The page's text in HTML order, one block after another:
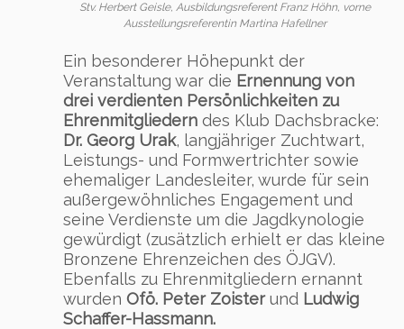
Stv. Herbert Geisle, Ausbildungsreferent Franz Höhn, vorne
Ausstellungsreferentin Martina Hafellner
Ein besonderer Höhepunkt der
Veranstaltung war die Ernennung von
drei verdienten Persönlichkeiten zu
Ehrenmitgliedern des Klub Dachsbracke:
Dr. Georg Urak, langjähriger Zuchtwart,
Leistungs- und Formwertrichter sowie
ehemaliger Landesleiter, wurde für sein
außergewöhnliches Engagement und
seine Verdienste um die Jagdkynologie
gewürdigt (zusätzlich erhielt er das kleine
Bronzene Ehrenzeichen des ÖJGV).
Ebenfalls zu Ehrenmitgliedern ernannt
wurden Ofö. Peter Zoisterund Ludwig
Schaffer-Hassmann.